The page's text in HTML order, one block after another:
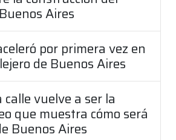
Aires
por primera vez en
de Buenos Aires
vuelve a ser la
que muestra cómo será
Buenos Aires